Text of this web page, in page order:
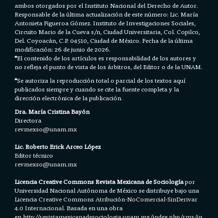
ambos otorgados por el Instituto Nacional del Derecho de Autor.
Responsable de la última actualización de este número: Lic. María
Antonieta Figueroa Gómez. Instituto de Investigaciones Sociales,
Circuito Mario de la Cueva s/n, Ciudad Universitaria, Col. Copilco,
Del. Coyoacán, C.P. 04510, Ciudad de México. Fecha de la última
modificación: 26 de junio de 2026.
*El contenido de los artículos es responsabilidad de los autores y
no refleja el punto de vista de los árbitros, del Editor o de la UNAM.
*Se autoriza la reproducción total o parcial de los textos aquí
publicados siempre y cuando se cite la fuente completa y la
dirección electrónica de la publicación.
Dra. María Cristina Bayón
Directora
revmexso@unam.mx
Lic. Roberto Erick Arceo López
Editor técnico
revmexso@unam.mx
Licencia Creative Commons Revista Mexicana de Sociologíapor
Universidad Nacional Autónoma de México se distribuye bajo una
LicenciaCreative Commons Atribución-NoComercial-SinDerivar
4.0 Internacional.Basada en una obra